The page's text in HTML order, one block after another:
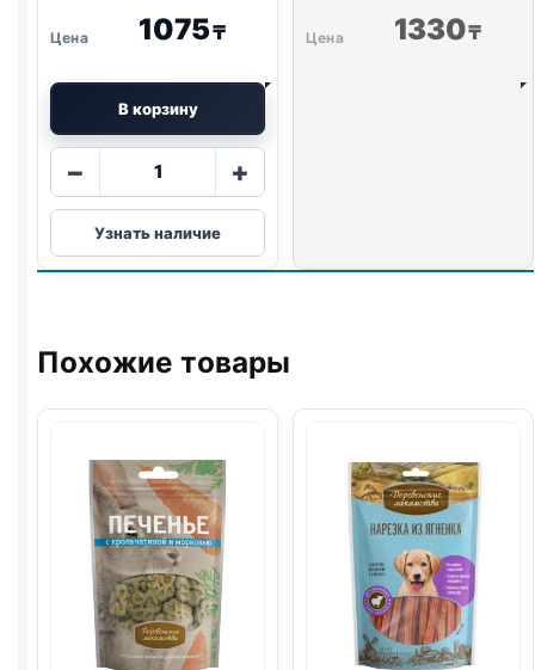
1075₸
В корзину
−
Количество
TitBit
колбаса
(ПАРМСКАЯ)
+
Узнать наличие
1330₸
Похожие товары